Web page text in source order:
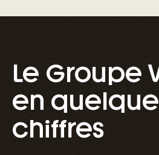
Le Groupe
en
chiffres